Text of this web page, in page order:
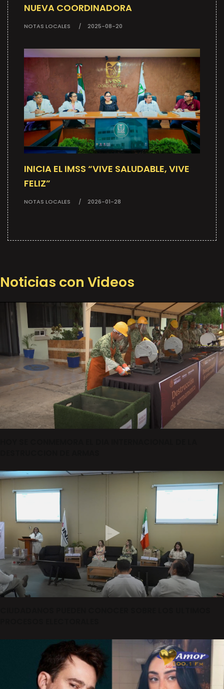
NUEVA COORDINADORA
NOTAS LOCALES 2025-08-20
INICIA EL IMSS “VIVE SALUDABLE, VIVE
FELIZ”
NOTAS LOCALES 2026-01-28
Noticias con Videos